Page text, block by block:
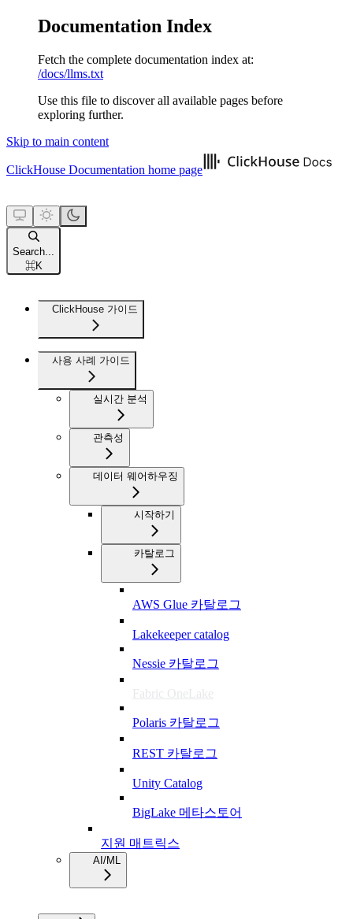
Documentation Index
Fetch the complete documentation index at:
/docs/llms.txt
Use this file to discover all available pages before
exploring further.
Skip to main content
ClickHouse Documentation home page
Search...
⌘K
ClickHouse 가이드
사용 사례 가이드
실시간 분석
관측성
데이터 웨어하우징
시작하기
카탈로그
AWS Glue 카탈로그
Lakekeeper catalog
Nessie 카탈로그
Fabric OneLake
Polaris 카탈로그
REST 카탈로그
Unity Catalog
BigLake 메타스토어
지원 매트릭스
AI/ML